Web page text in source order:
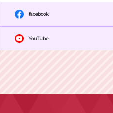
facebook
YouTube